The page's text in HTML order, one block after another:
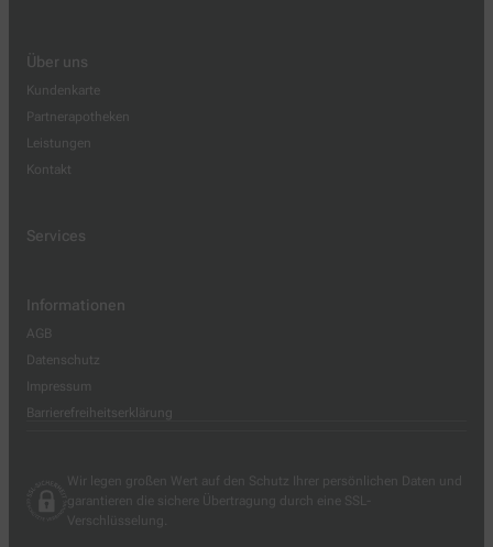
Über uns
Kundenkarte
Partnerapotheken
Leistungen
Kontakt
Services
Informationen
AGB
Datenschutz
Impressum
Barrierefreiheitserklärung
Wir legen großen Wert auf den Schutz Ihrer persönlichen Daten und
garantieren die sichere Übertragung durch eine SSL-
Verschlüsselung.